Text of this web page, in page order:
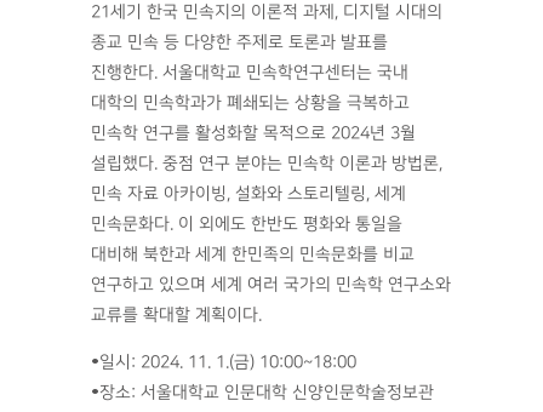
21세기 한국 민속지의 이론적 과제, 디지털 시대의
종교 민속 등 다양한 주제로 토론과 발표를
진행한다. 서울대학교 민속학연구센터는 국내
대학의 민속학과가 폐쇄되는 상황을 극복하고
민속학 연구를 활성화할 목적으로 2024년 3월
설립했다. 중점 연구 분야는 민속학 이론과 방법론,
민속 자료 아카이빙, 설화와 스토리텔링, 세계
민속문화다. 이 외에도 한반도 평화와 통일을
대비해 북한과 세계 한민족의 민속문화를 비교
연구하고 있으며 세계 여러 국가의 민속학 연구소와
교류를 확대할 계획이다.
•일시: 2024. 11. 1.(금) 10:00~18:00
•장소: 서울대학교 인문대학 신양인문학술정보관